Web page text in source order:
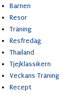
Barnen
Resor
Träning
Resfredag
Thailand
Tjejklassikern
Veckans Träning
Recept